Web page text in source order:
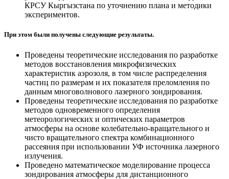
КРСУ Кыргызстана по уточнению плана и методики
экспериментов.
При этом были получены следующие результаты.
Проведены теоретические исследования по разработке
методов восстановления микрофизических
характеристик аэрозоля, в том числе распределения
частиц по размерам и их показателя преломления по
данным многоволнового лазерного зондирования.
Проведены теоретические исследования по разработке
методов одновременного определения
метеорологических и оптических параметров
атмосферы на основе колебательно-вращательного и
чисто вращательного спектра комбинационного
рассеяния при использовании УФ источника лазерного
излучения.
Проведено математическое моделирование процесса
зондирования атмосферы для дистанционного